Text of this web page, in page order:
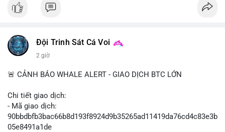
Đội Trinh Sát Cá Voi
2 giờ
🚨 CẢNH BÁO WHALE ALERT - GIAO DỊCH BTC LỚN
Chi tiết giao dịch:
- Mã giao dịch:
90bbdbfb3bac66b8d193f8924d9b35265ad11419da76cd4c83e3b
05e8491a1de